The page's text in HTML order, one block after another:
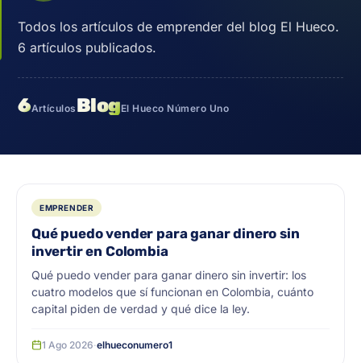
Todos los artículos de emprender del blog El Hueco.
6 artículos publicados.
6Artículos BlogEl Hueco Número Uno
EMPRENDER
Qué puedo vender para ganar dinero sin
invertir en Colombia
Qué puedo vender para ganar dinero sin invertir: los
cuatro modelos que sí funcionan en Colombia, cuánto
capital piden de verdad y qué dice la ley.
1 Ago 2026·elhueconumero1